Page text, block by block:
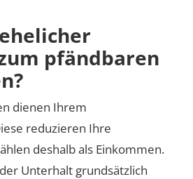
pfändbaren
dienen Ihrem
reduzieren Ihre
deshalb als Einkommen.
Unterhalt grundsätzlich